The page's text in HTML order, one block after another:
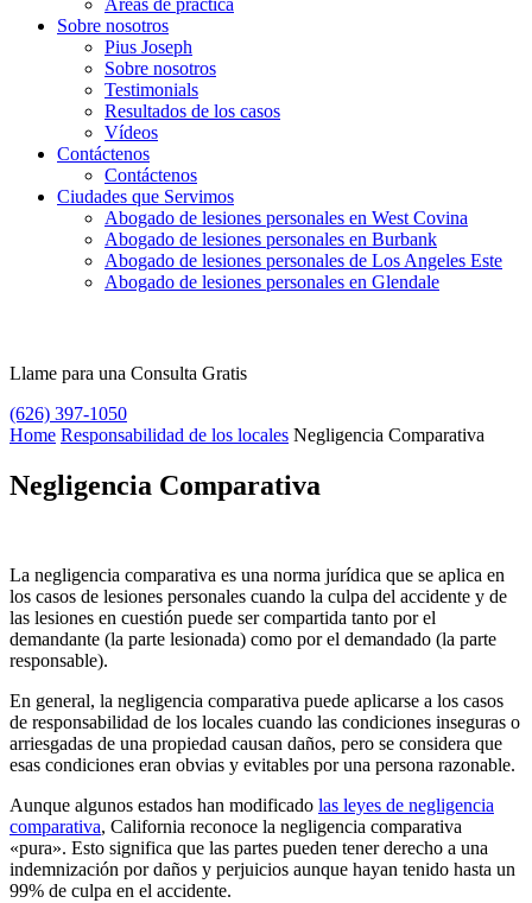
Áreas de práctica
Sobre nosotros
Pius Joseph
Sobre nosotros
Testimonials
Resultados de los casos
Vídeos
Contáctenos
Contáctenos
Ciudades que Servimos
Abogado de lesiones personales en West Covina
Abogado de lesiones personales en Burbank
Abogado de lesiones personales de Los Angeles Este
Abogado de lesiones personales en Glendale
Llame para una Consulta Gratis
(626) 397-1050
Home Responsabilidad de los locales Negligencia Comparativa
Negligencia Comparativa
La negligencia comparativa es una norma jurídica que se aplica en
los casos de lesiones personales cuando la culpa del accidente y de
las lesiones en cuestión puede ser compartida tanto por el
demandante (la parte lesionada) como por el demandado (la parte
responsable).
En general, la negligencia comparativa puede aplicarse a los casos
de responsabilidad de los locales cuando las condiciones inseguras o
arriesgadas de una propiedad causan daños, pero se considera que
esas condiciones eran obvias y evitables por una persona razonable.
Aunque algunos estados han modificado las leyes de negligencia
comparativa, California reconoce la negligencia comparativa
«pura». Esto significa que las partes pueden tener derecho a una
indemnización por daños y perjuicios aunque hayan tenido hasta un
99% de culpa en el accidente.